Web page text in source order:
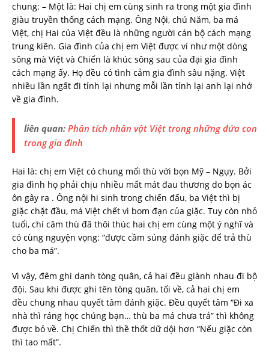
chung: – Một là: Hai chị em cùng sinh ra trong một gia đình
giàu truyền thống cách mạng. Ông Nội, chú Năm, ba má
Việt, chị Hai của Việt đều là những người cán bộ cách mạng
trung kiên. Gia đình của chị em Việt được ví như một dòng
sông mà Việt và Chiến là khúc sông sau của đại gia đình
cách mạng ấy. Họ đều có tình cảm gia đình sâu nặng. Việt
nhiều lần ngất đi tỉnh lại nhưng mỗi lần tỉnh lại anh lại nhớ
về gia đình.
liên quan: Phân tích nhân vật Việt trong những đứa con
trong gia đình
Hai là: chị em Việt có chung mối thù với bọn Mỹ – Ngụy. Bởi
gia đình họ phải chịu nhiều mất mát đau thương do bọn ác
ôn gây ra . Ông nội hi sinh trong chiến đấu, ba Việt thì bị
giặc chặt đầu, má Việt chết vì bom đạn của giặc. Tuy còn nhỏ
tuổi, chí căm thù đã thôi thúc hai chị em cùng một ý nghĩ và
có cùng nguyện vọng: “được cầm súng đánh giặc để trả thù
cho ba má”.
Vì vậy, đêm ghi danh tòng quân, cả hai đều giành nhau đi bộ
đội. Sau khi được ghi tên tòng quân, tối về, cả hai chị em
đều chung nhau quyết tâm đánh giặc. Đều quyết tâm “Đi xa
nhà thì ráng học chúng bạn… thù ba má chưa trả” thì không
được bỏ về. Chị Chiến thì thề thốt dữ dội hơn “Nếu giặc còn
thì tao mất”.